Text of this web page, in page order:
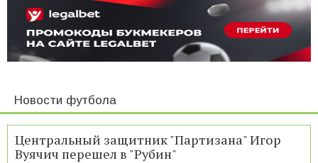
Новости футбола
Центральный защитник "Партизана" Игор
Вуячич перешел в "Рубин"